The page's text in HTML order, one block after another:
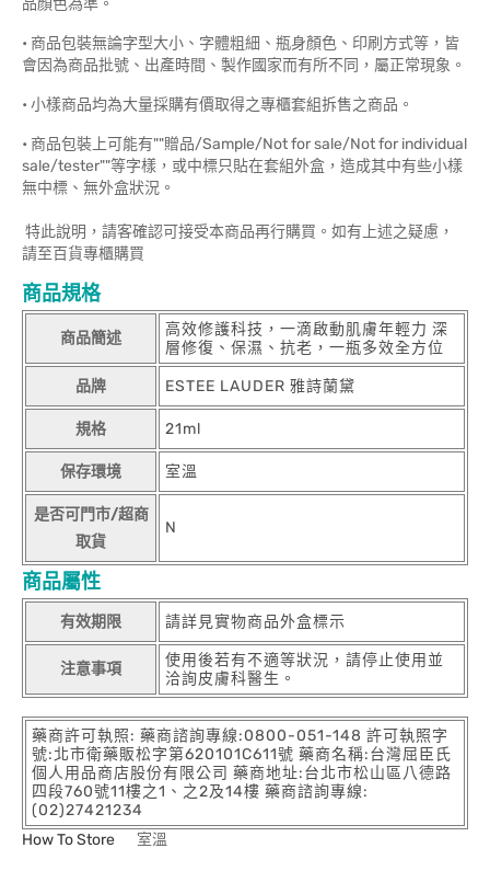
品顏色為準。
• 商品包裝無論字型大小、字體粗細、瓶身顏色、印刷方式等，皆
會因為商品批號、出產時間、製作國家而有所不同，屬正常現象。
• 小樣商品均為大量採購有價取得之專櫃套組拆售之商品。
• 商品包裝上可能有""贈品/Sample/Not for sale/Not for individual
sale/tester""等字樣，或中標只貼在套組外盒，造成其中有些小樣
無中標、無外盒狀況。
特此說明，請客確認可接受本商品再行購買。如有上述之疑慮，
請至百貨專櫃購買
商品規格
商品簡述
高效修護科技，一滴啟動肌膚年輕力 深
層修復、保濕、抗老，一瓶多效全方位
品牌 ESTEE LAUDER 雅詩蘭黛
規格 21ml
保存環境 室溫
是否可門市/超商
取貨
N
商品屬性
有效期限 請詳見實物商品外盒標示
注意事項
使用後若有不適等狀況，請停止使用並
洽詢皮膚科醫生。
藥商許可執照: 藥商諮詢專線:0800-051-148 許可執照字
號:北市衛藥販松字第620101C611號 藥商名稱:台灣屈臣氏
個人用品商店股份有限公司 藥商地址:台北市松山區八德路
四段760號11樓之1、之2及14樓 藥商諮詢專線:
(02)27421234
How To Store
室溫